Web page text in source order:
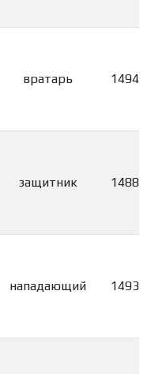
вратарь 1494
защитник 1488
нападающий 1493